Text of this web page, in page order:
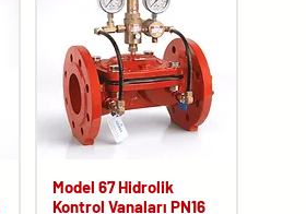
Model 67 Hidrolik
Kontrol Vanaları PN16